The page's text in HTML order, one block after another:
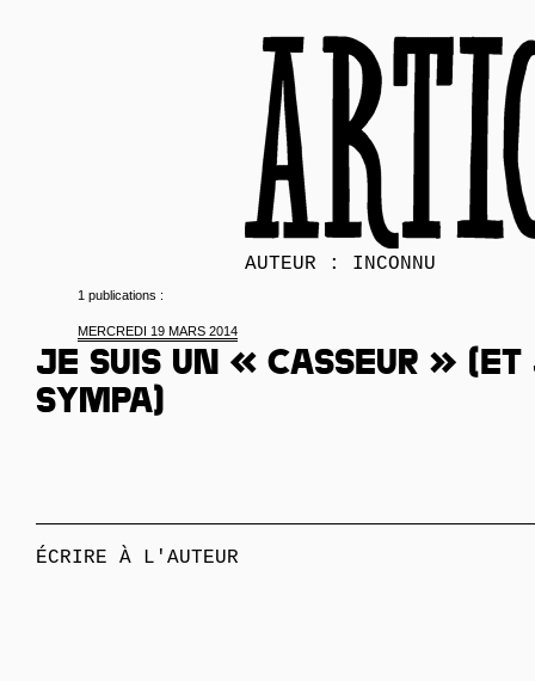
AUTEUR : INCONNU
1 publications :
MERCREDI 19 MARS 2014
Je suis un « casseur »
sympa)
ÉCRIRE À L'AUTEUR